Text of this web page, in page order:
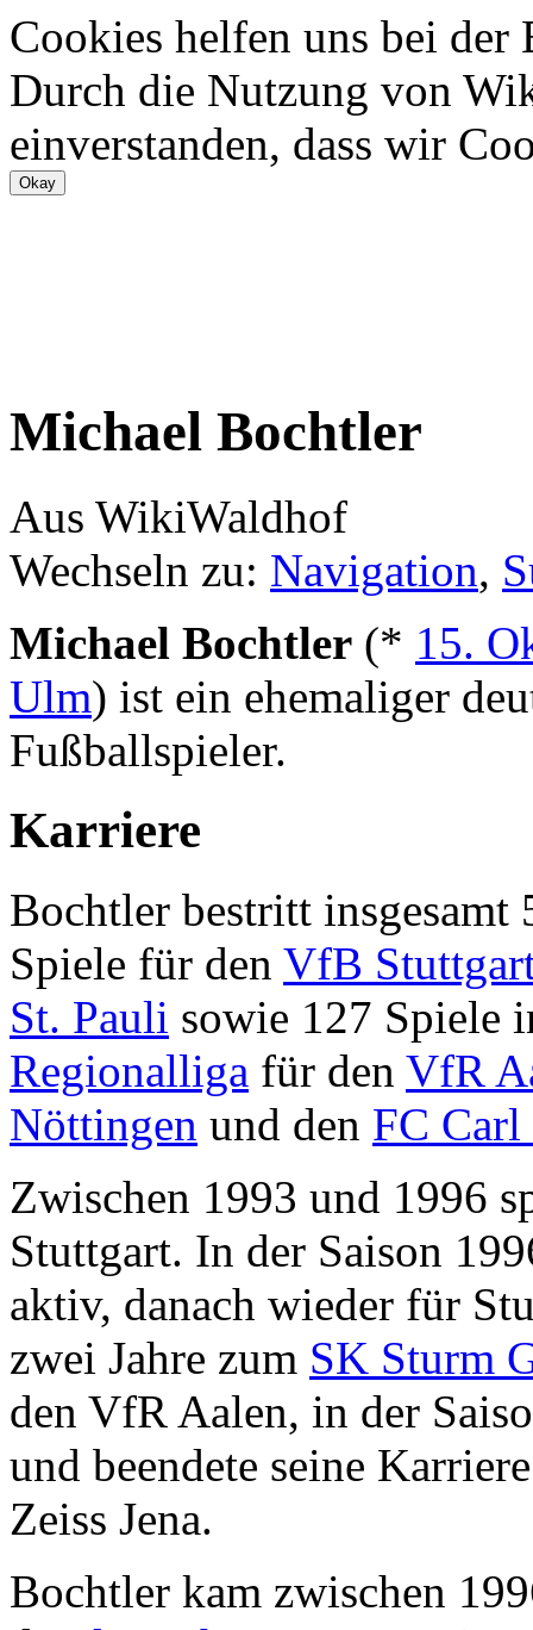
Cookies helfen uns bei
Durch die Nutzung von
einverstanden, dass wir
Michael Bochtler
Aus WikiWaldhof
Wechseln zu: Navigation,
Michael Bochtler (* 15.
Ulm) ist ein ehemaliger
Fußballspieler.
Karriere
Bochtler bestritt insgesamt
Spiele für den VfB
St. Pauli sowie 127 Spiele
Regionalliga für den VfR
Nöttingen und den FC Carl
Zwischen 1993 und 1996
Stuttgart. In der Saison
aktiv, danach wieder für
zwei Jahre zum SK Sturm
den VfR Aalen, in der
und beendete seine
Zeiss Jena.
Bochtler kam zwischen